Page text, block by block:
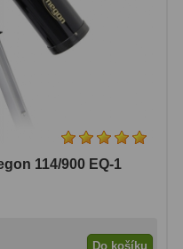
114/900 EQ-1
Do košíku